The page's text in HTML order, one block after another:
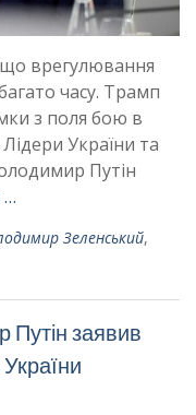
врегулювання
часу. Трамп
з поля бою в
України та
Путін
…
Зеленський,
Путін заявив